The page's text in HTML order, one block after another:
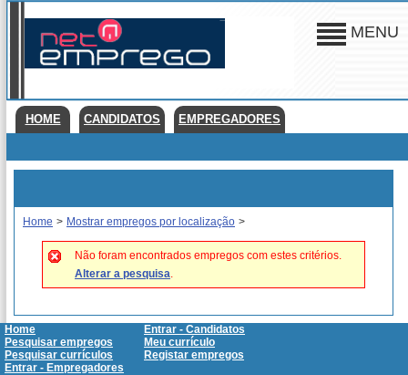
MENU
HOME CANDIDATOS EMPREGADORES
Home > Mostrar empregos por localização >
Não foram encontrados empregos com estes critérios.
Alterar a pesquisa.
Home
Entrar - Candidatos
Pesquisar empregos
Meu currículo
Pesquisar currículos
Registar empregos
Entrar - Empregadores